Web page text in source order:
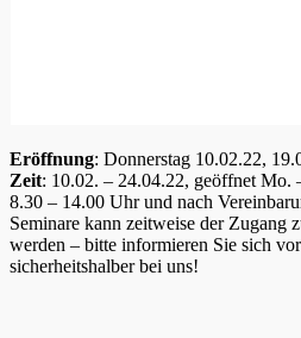
Eröffnung: Donnerstag 10.02.22,
Zeit: 10.02. – 24.04.22, geöffnet Mo.
8.30 – 14.00 Uhr und nach
Seminare kann zeitweise der Zugang
werden – bitte informieren Sie sich
sicherheitshalber bei uns!